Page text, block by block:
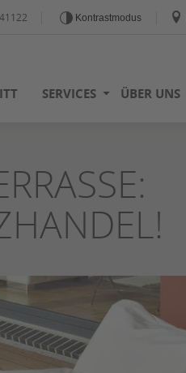
Kontrastmodus
SERVICES ÜBER UNS